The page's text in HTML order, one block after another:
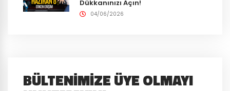
Dükkanınızı Açın!
04/06/2026
BÜLTENIMIZE ÜYE OLMAYI